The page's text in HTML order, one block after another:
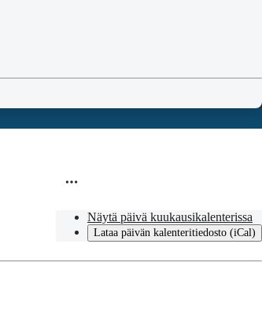
Näytä päivä kuukausikalenterissa
Lataa päivän kalenteritiedosto (iCal)